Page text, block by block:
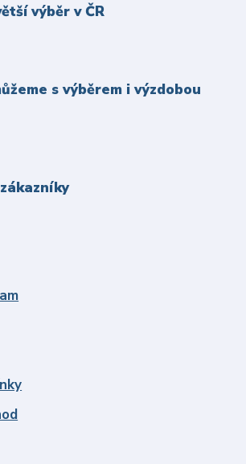
výběr v ČR
s výběrem i výzdobou